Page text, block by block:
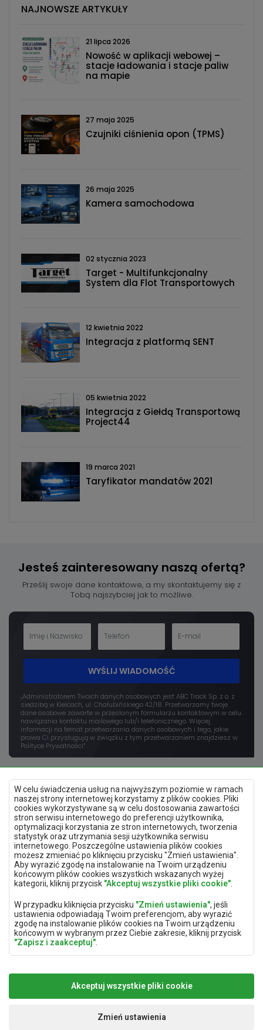
W celu świadczenia usług na najwyższym poziomie w ramach
naszej strony internetowej korzystamy z plików cookies. Pliki
cookies wykorzystywane są w celu dostosowania zawartości
stron serwisu internetowego do preferencji użytkownika,
optymalizacji korzystania ze stron internetowych, tworzenia
statystyk oraz utrzymania sesji użytkownika serwisu
internetowego. Poszczególne ustawienia plików cookies
możesz zmieniać po kliknięciu przycisku "Zmień ustawienia".
Aby wyrazić zgodę na instalowanie na Twoim urządzeniu
końcowym plików cookies wszystkich wskazanych wyżej
kategorii, kliknij przycisk "Akceptuj wszystkie pliki cookie"
W przypadku kliknięcia przycisku "Zmień ustawienia", jeśli
ustawienia odpowiadają Twoim preferencjom, aby wyrazić
zgodę na instalowanie plików cookies na Twoim urządzeniu
końcowym w wybranym przez Ciebie zakresie, kliknij przycisk
"Zapisz i zaakceptuj"
osobowe, podstawą ich przetwarzania jest uzasadniony
interes administratora danych osobowych (ABC TRACK Sp. z o.
o.) lub podmiotów trzecich w postaci zapewnienia wysokiej
jakości usług świadczonych w ramach naszej strony
danych osobowych oraz jego Zaufanych Partnerów.
Akceptuj wszystkie pliki cookie
Zmień ustawienia
NAJNOWSZE ARTYKUŁY
21 lipca 2026
Nowość w aplikacji webowej –
stacje ładowania i stacje paliw
na mapie
27 maja 2025
Czujniki ciśnienia opon (TPMS)
26 maja 2025
Kamera samochodowa
02 stycznia 2023
Target - Multifunkcjonalny
System dla Flot Transportowych
12 kwietnia 2022
Integracja z platformą SENT
05 kwietnia 2022
Integracja z Giełdą Transportową
Project44
19 marca 2021
Taryfikator mandatów 2021
Jesteś zainteresowany naszą ofertą?
Prześlij swoje dane kontaktowe, a my skontaktujemy się z
Tobą najszybciej jak to możliwe.
WYŚLIJ WIADOMOŚĆ
„Administratorem Twoich danych osobowych jest ABC Track Sp. z o. z
siedzibą w Kielcach, ul. Chałubińskiego 42/18. Przetwarzamy twoje
dane osobowe zawarte w przesłanym formularzu kontaktowym w celu
nawiązania kontaktu mailowego lub/i telefonicznego. Więcej
informacji na temat przetwarzania danych osobowych i tego, jakie
prawa Ci przysługują w związku z tym przetwarzaniem znajdziesz w
Polityce Prywatności”
Polityka prywatności
Mapa strony
Deklaracja dostępności
Zmień ustawienia prywatności
Aplikacja mobilna
ABC TRACK sp. z o.o.
25-561 Kielce
biuro@abc-track.pl
ABC TRACK Sp. z o. o.Realizacja: